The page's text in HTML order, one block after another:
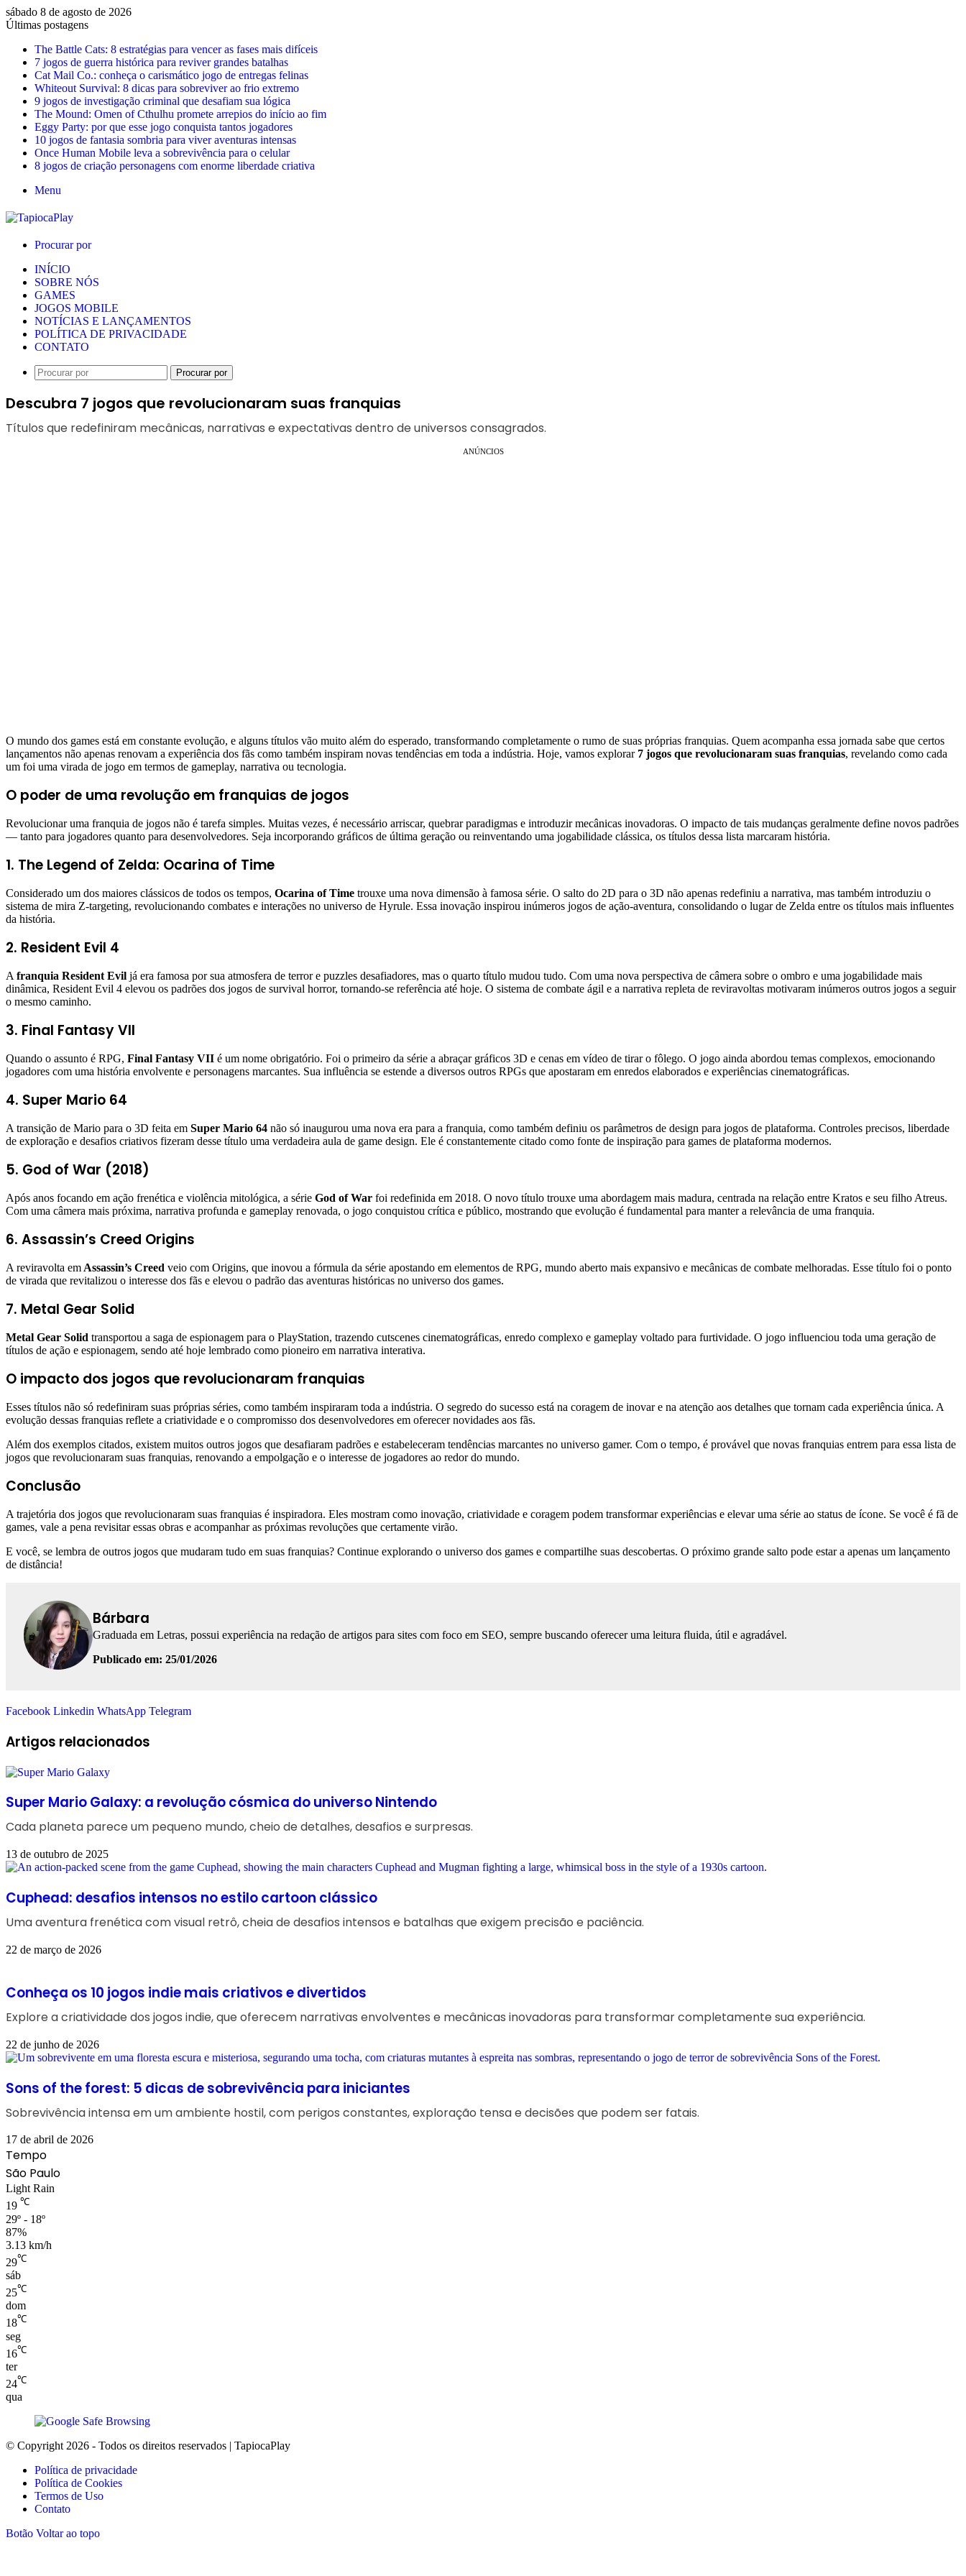
sábado 8 de agosto de 2026
Últimas postagens
The Battle Cats: 8 estratégias para vencer as fases mais difíceis
7 jogos de guerra histórica para reviver grandes batalhas
Cat Mail Co.: conheça o carismático jogo de entregas felinas
Whiteout Survival: 8 dicas para sobreviver ao frio extremo
9 jogos de investigação criminal que desafiam sua lógica
The Mound: Omen of Cthulhu promete arrepios do início ao fim
Eggy Party: por que esse jogo conquista tantos jogadores
10 jogos de fantasia sombria para viver aventuras intensas
Once Human Mobile leva a sobrevivência para o celular
8 jogos de criação personagens com enorme liberdade criativa
Menu
Procurar por
INÍCIO
SOBRE NÓS
GAMES
JOGOS MOBILE
NOTÍCIAS E LANÇAMENTOS
POLÍTICA DE PRIVACIDADE
CONTATO
Procurar por
Descubra 7 jogos que revolucionaram suas franquias
Títulos que redefiniram mecânicas, narrativas e expectativas dentro de universos consagrados.
ANÚNCIOS
O mundo dos games está em constante evolução, e alguns títulos vão muito além do esperado, transformando completamente o rumo de suas próprias franquias. Quem acompanha essa jornada sabe que certos
lançamentos não apenas renovam a experiência dos fãs como também inspiram novas tendências em toda a indústria. Hoje, vamos explorar 7 jogos que revolucionaram suas franquias, revelando como cada
um foi uma virada de jogo em termos de gameplay, narrativa ou tecnologia.
O poder de uma revolução em franquias de jogos
Revolucionar uma franquia de jogos não é tarefa simples. Muitas vezes, é necessário arriscar, quebrar paradigmas e introduzir mecânicas inovadoras. O impacto de tais mudanças geralmente define novos padrões
— tanto para jogadores quanto para desenvolvedores. Seja incorporando gráficos de última geração ou reinventando uma jogabilidade clássica, os títulos dessa lista marcaram história.
1. The Legend of Zelda: Ocarina of Time
Considerado um dos maiores clássicos de todos os tempos, Ocarina of Time trouxe uma nova dimensão à famosa série. O salto do 2D para o 3D não apenas redefiniu a narrativa, mas também introduziu o
sistema de mira Z-targeting, revolucionando combates e interações no universo de Hyrule. Essa inovação inspirou inúmeros jogos de ação-aventura, consolidando o lugar de Zelda entre os títulos mais influentes
da história.
2. Resident Evil 4
A franquia Resident Evil já era famosa por sua atmosfera de terror e puzzles desafiadores, mas o quarto título mudou tudo. Com uma nova perspectiva de câmera sobre o ombro e uma jogabilidade mais
dinâmica, Resident Evil 4 elevou os padrões dos jogos de survival horror, tornando-se referência até hoje. O sistema de combate ágil e a narrativa repleta de reviravoltas motivaram inúmeros outros jogos a seguir
o mesmo caminho.
3. Final Fantasy VII
Quando o assunto é RPG, Final Fantasy VII é um nome obrigatório. Foi o primeiro da série a abraçar gráficos 3D e cenas em vídeo de tirar o fôlego. O jogo ainda abordou temas complexos, emocionando
jogadores com uma história envolvente e personagens marcantes. Sua influência se estende a diversos outros RPGs que apostaram em enredos elaborados e experiências cinematográficas.
4. Super Mario 64
A transição de Mario para o 3D feita em Super Mario 64 não só inaugurou uma nova era para a franquia, como também definiu os parâmetros de design para jogos de plataforma. Controles precisos, liberdade
de exploração e desafios criativos fizeram desse título uma verdadeira aula de game design. Ele é constantemente citado como fonte de inspiração para games de plataforma modernos.
5. God of War (2018)
Após anos focando em ação frenética e violência mitológica, a série God of War foi redefinida em 2018. O novo título trouxe uma abordagem mais madura, centrada na relação entre Kratos e seu filho Atreus.
Com uma câmera mais próxima, narrativa profunda e gameplay renovada, o jogo conquistou crítica e público, mostrando que evolução é fundamental para manter a relevância de uma franquia.
6. Assassin’s Creed Origins
A reviravolta em Assassin’s Creed veio com Origins, que inovou a fórmula da série apostando em elementos de RPG, mundo aberto mais expansivo e mecânicas de combate melhoradas. Esse título foi o ponto
de virada que revitalizou o interesse dos fãs e elevou o padrão das aventuras históricas no universo dos games.
7. Metal Gear Solid
Metal Gear Solid transportou a saga de espionagem para o PlayStation, trazendo cutscenes cinematográficas, enredo complexo e gameplay voltado para furtividade. O jogo influenciou toda uma geração de
títulos de ação e espionagem, sendo até hoje lembrado como pioneiro em narrativa interativa.
O impacto dos jogos que revolucionaram franquias
Esses títulos não só redefiniram suas próprias séries, como também inspiraram toda a indústria. O segredo do sucesso está na coragem de inovar e na atenção aos detalhes que tornam cada experiência única. A
evolução dessas franquias reflete a criatividade e o compromisso dos desenvolvedores em oferecer novidades aos fãs.
Além dos exemplos citados, existem muitos outros jogos que desafiaram padrões e estabeleceram tendências marcantes no universo gamer. Com o tempo, é provável que novas franquias entrem para essa lista de
jogos que revolucionaram suas franquias, renovando a empolgação e o interesse de jogadores ao redor do mundo.
Conclusão
A trajetória dos jogos que revolucionaram suas franquias é inspiradora. Eles mostram como inovação, criatividade e coragem podem transformar experiências e elevar uma série ao status de ícone. Se você é fã de
games, vale a pena revisitar essas obras e acompanhar as próximas revoluções que certamente virão.
E você, se lembra de outros jogos que mudaram tudo em suas franquias? Continue explorando o universo dos games e compartilhe suas descobertas. O próximo grande salto pode estar a apenas um lançamento
de distância!
Bárbara
Graduada em Letras, possui experiência na redação de artigos para sites com foco em SEO, sempre buscando oferecer uma leitura fluida, útil e agradável.
Publicado em: 25/01/2026
Facebook Linkedin WhatsApp Telegram
Artigos relacionados
Super Mario Galaxy: a revolução cósmica do universo Nintendo
Cada planeta parece um pequeno mundo, cheio de detalhes, desafios e surpresas.
13 de outubro de 2025
Cuphead: desafios intensos no estilo cartoon clássico
Uma aventura frenética com visual retrô, cheia de desafios intensos e batalhas que exigem precisão e paciência.
22 de março de 2026
Conheça os 10 jogos indie mais criativos e divertidos
Explore a criatividade dos jogos indie, que oferecem narrativas envolventes e mecânicas inovadoras para transformar completamente sua experiência.
22 de junho de 2026
Sons of the forest: 5 dicas de sobrevivência para iniciantes
Sobrevivência intensa em um ambiente hostil, com perigos constantes, exploração tensa e decisões que podem ser fatais.
17 de abril de 2026
Tempo
São Paulo
Light Rain
19 ℃
29º - 18º
87%
3.13 km/h
29℃
sáb
25℃
dom
18℃
seg
16℃
ter
24℃
qua
© Copyright 2026 - Todos os direitos reservados | TapiocaPlay
Política de privacidade
Política de Cookies
Termos de Uso
Contato
Botão Voltar ao topo